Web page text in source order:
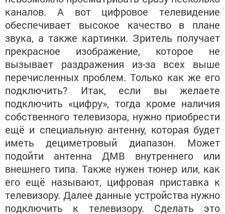
каналов. А вот цифровое телевидение
обеспечивает высокое качество в плане
звука, а также картинки. Зритель получает
прекрасное изображение, которое не
вызывает раздражения из-за всех выше
перечисленных проблем. Только как же его
подключить? Итак, если вы желаете
подключить «цифру», тогда кроме наличия
собственного телевизора, нужно приобрести
ещё и специальную антенну, которая будет
иметь дециметровый диапазон. Может
подойти антенна ДМВ внутреннего или
внешнего типа. Также нужен тюнер или, как
его ещё называют, цифровая приставка к
телевизору. Далее данные устройства нужно
подключить к телевизору. Сделать это